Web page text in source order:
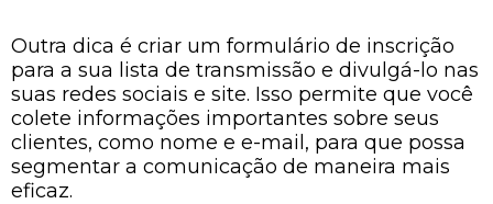
Outra dica é criar um formulário de inscrição
para a sua lista de transmissão e divulgá-lo nas
suas redes sociais e site. Isso permite que você
colete informações importantes sobre seus
clientes, como nome e e-mail, para que possa
segmentar a comunicação de maneira mais
eficaz.